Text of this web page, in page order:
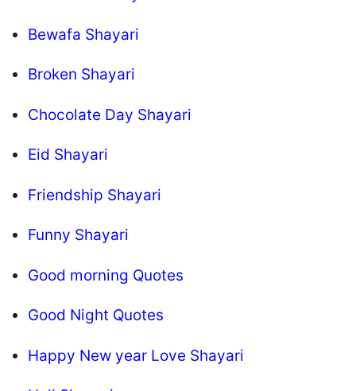
Bewafa Shayari
Broken Shayari
Chocolate Day Shayari
Eid Shayari
Friendship Shayari
Funny Shayari
Good morning Quotes
Good Night Quotes
Happy New year Love Shayari